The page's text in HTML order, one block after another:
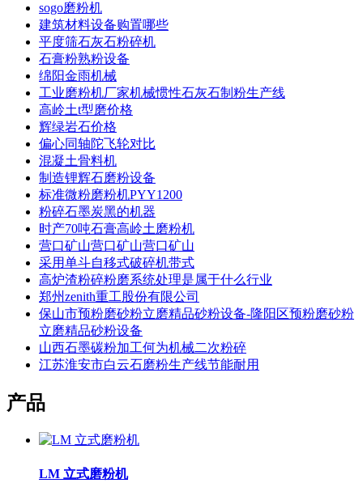
sogo磨粉机
建筑材料设备购置哪些
平度筛石灰石粉碎机
石膏粉熟粉设备
绵阳金雨机械
工业磨粉机厂家机械惯性石灰石制粉生产线
高岭土t型磨价格
辉绿岩石价格
偏心同轴陀飞轮对比
混凝土骨料机
制造锂辉石磨粉设备
标准微粉磨粉机PYY1200
粉碎石墨炭黑的机器
时产70吨石膏高岭土磨粉机
营口矿山营口矿山营口矿山
采用单斗自移式破碎机带式
高炉渣粉碎粉磨系统处理是属于什么行业
郑州zenith重工股份有限公司
保山市预粉磨砂粉立磨精品砂粉设备-隆阳区预粉磨砂粉
立磨精品砂粉设备
山西石墨碳粉加工何为机械二次粉碎
江苏淮安市白云石磨粉生产线节能耐用
产品
LM 立式磨粉机